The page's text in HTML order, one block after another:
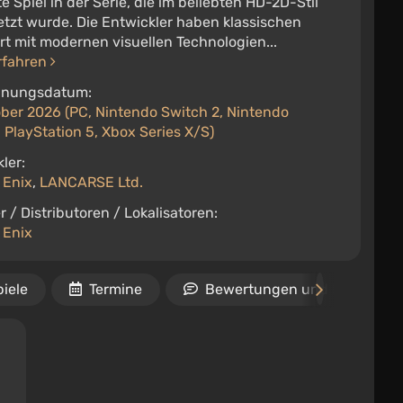
wurde. Die Entwickler haben klassischen
mit modernen visuellen Technologien...
2026 (PC, Nintendo Switch 2, Nintendo
5, Xbox Series X/S)
, LANCARSE Ltd.
/ Distributoren / Lokalisatoren:
Termine Bewertungen und